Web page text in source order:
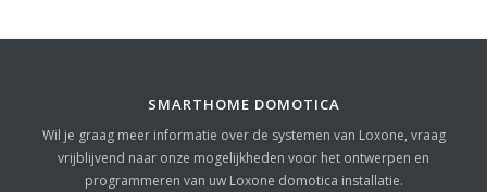
SMARTHOME DOMOTICA
Wil je graag meer informatie over de systemen van Loxone, vraag
vrijblijvend naar onze mogelijkheden voor het ontwerpen en
programmeren van uw Loxone domotica installatie.